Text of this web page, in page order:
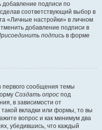
добавление подписи по
соответствующий выбор в
«Личные настройки» в личном
добавление подписи в
подпись в форме
первого сообщения темы
Создать опрос под
в зависимости от
вкладки или формы, то вы
вопрос и как минимум два
убедившись, что каждый